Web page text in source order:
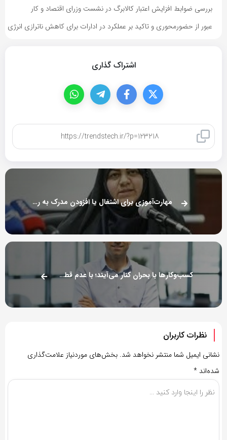
بررسی ضوابط افزایش اعتبار کالابرگ در نشست وزرای اقتصاد و کار
عبور از حضورمحوری و تاکید بر عملکرد در ادارات برای کاهش ناترازی انرژی
اشتراک گذاری
مهارت‌آموزی برای اشتغال یا افزودن مدرک به رزومه بیکاران؟
کسب‌وکارها با بحران کنار می‌آیند؛ با عدم قطعیت مداوم نه
نظرات کاربران
نشانی ایمیل شما منتشر نخواهد شد. بخش‌های موردنیاز علامت‌گذاری
شده‌اند *